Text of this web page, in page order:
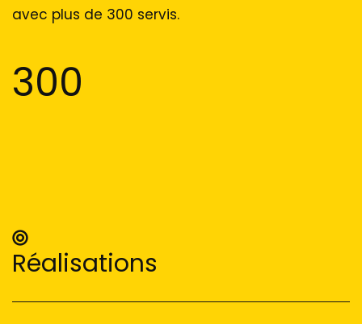
avec plus de 300 servis.
300
Réalisations